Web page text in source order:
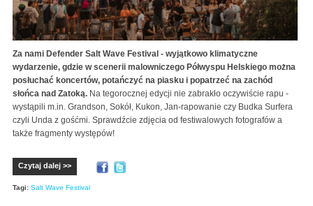
Za nami Defender Salt Wave Festival - wyjątkowo klimatyczne
wydarzenie, gdzie w scenerii malowniczego Półwyspu Helskiego można
posłuchać koncertów, potańczyć na piasku i popatrzeć na zachód
słońca nad Zatoką. Na tegorocznej edycji nie zabrakło oczywiście rapu -
wystąpili m.in. Grandson, Sokół, Kukon, Jan-rapowanie czy Budka Surfera
czyli Unda z gośćmi. Sprawdźcie zdjęcia od festiwalowych fotografów a
także fragmenty występów!
Czytaj dalej >>
Tagi: Salt Wave Festival